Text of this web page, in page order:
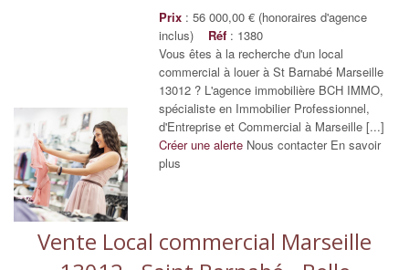
Prix : 56 000,00 € (honoraires d'agence
inclus) Réf : 1380
Vous êtes à la recherche d'un local
commercial à louer à St Barnabé Marseille
13012 ? L'agence immobilière BCH IMMO,
spécialiste en Immobilier Professionnel,
d'Entreprise et Commercial à Marseille [...]
Créer une alerte Nous contacter En savoir
plus
Vente Local commercial Marseille